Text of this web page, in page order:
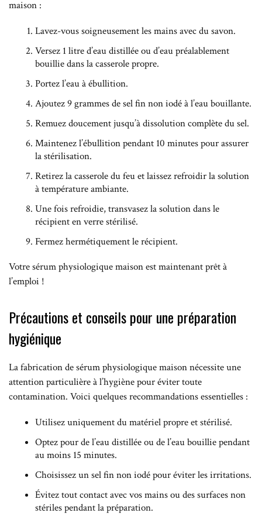
maison :
Lavez-vous soigneusement les mains avec du savon.
Versez 1 litre d’eau distillée ou d’eau préalablement
bouillie dans la casserole propre.
Portez l’eau à ébullition.
Ajoutez 9 grammes de sel fin non iodé à l’eau bouillante.
Remuez doucement jusqu’à dissolution complète du sel.
Maintenez l’ébullition pendant 10 minutes pour assurer
la stérilisation.
Retirez la casserole du feu et laissez refroidir la solution
à température ambiante.
Une fois refroidie, transvasez la solution dans le
récipient en verre stérilisé.
Fermez hermétiquement le récipient.
Votre sérum physiologique maison est maintenant prêt à
l’emploi !
Précautions et conseils pour une préparation
hygiénique
La fabrication de sérum physiologique maison nécessite une
attention particulière à l’hygiène pour éviter toute
contamination. Voici quelques recommandations essentielles :
Utilisez uniquement du matériel propre et stérilisé.
Optez pour de l’eau distillée ou de l’eau bouillie pendant
au moins 15 minutes.
Choisissez un sel fin non iodé pour éviter les irritations.
Évitez tout contact avec vos mains ou des surfaces non
stériles pendant la préparation.